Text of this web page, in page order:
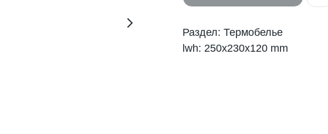
Раздел: Термобелье
lwh: 250x230x120 mm